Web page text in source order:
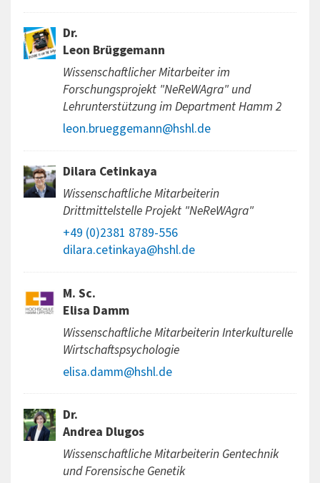
Dr.
Leon Brüggemann
Wissenschaftlicher Mitarbeiter im
Forschungsprojekt "NeReWAgra" und
Lehrunterstützung im Department Hamm 2
leon.brueggemann@hshl.de
Dilara Cetinkaya
Wissenschaftliche Mitarbeiterin
Drittmittelstelle Projekt "NeReWAgra"
+49 (0)2381 8789-556
dilara.cetinkaya@hshl.de
M. Sc.
Elisa Damm
Wissenschaftliche Mitarbeiterin Interkulturelle
Wirtschaftspsychologie
elisa.damm@hshl.de
Dr.
Andrea Dlugos
Wissenschaftliche Mitarbeiterin Gentechnik
und Forensische Genetik